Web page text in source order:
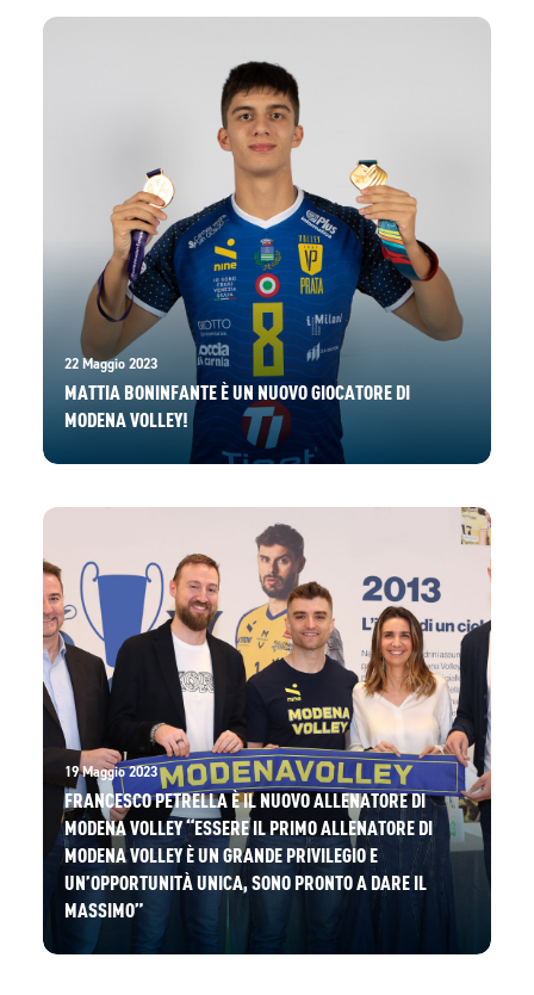
22 Maggio 2023
MATTIA BONINFANTE È UN NUOVO GIOCATORE DI
MODENA VOLLEY!
19 Maggio 2023
FRANCESCO PETRELLA È IL NUOVO ALLENATORE DI
MODENA VOLLEY “ESSERE IL PRIMO ALLENATORE DI
MODENA VOLLEY È UN GRANDE PRIVILEGIO E
UN’OPPORTUNITÀ UNICA, SONO PRONTO A DARE IL
MASSIMO”